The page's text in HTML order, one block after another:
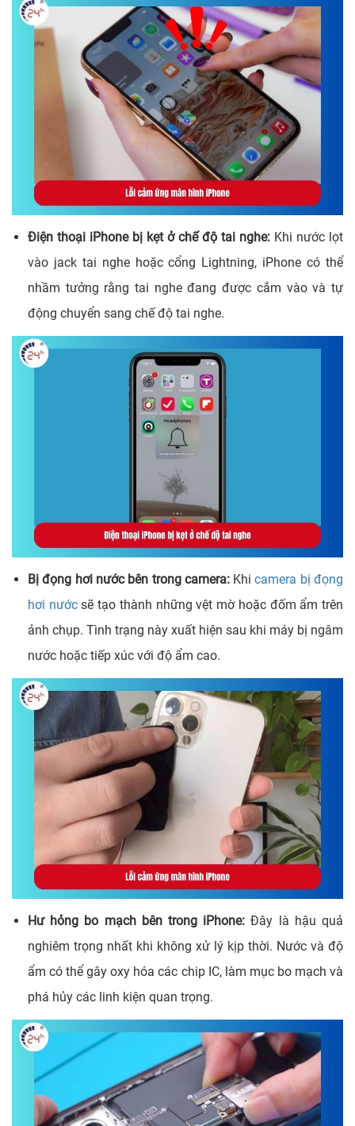
Điện thoại iPhone bị kẹt ở chế độ tai nghe: Khi nước lọt
vào jack tai nghe hoặc cổng Lightning, iPhone có thể
nhầm tưởng rằng tai nghe đang được cắm vào và tự
động chuyển sang chế độ tai nghe.
Bị đọng hơi nước bên trong camera: Khicamera bị đọng
hơi nướcsẽ tạo thành những vệt mờ hoặc đốm ẩm trên
ảnh chụp. Tình trạng này xuất hiện sau khi máy bị ngâm
nước hoặc tiếp xúc với độ ẩm cao.
Hư hỏng bo mạch bên trong iPhone:Đây là hậu quả
nghiêm trọng nhất khi không xử lý kịp thời. Nước và độ
ẩm có thể gây oxy hóa các chip IC, làm mục bo mạch và
phá hủy các linh kiện quan trọng.